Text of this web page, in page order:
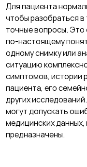
Для пациента
чтобы разобраться в
точные вопросы. Это
по-­настоящему
одному снимку или
ситуацию
симптомов, истории
пациента, его
других
могут допускать
медицинских
предназначены.